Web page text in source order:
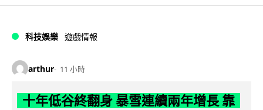
科技娛樂 遊戲情報
arthur 11 小時
十年低谷終翻身 暴雪連續兩年增長 靠